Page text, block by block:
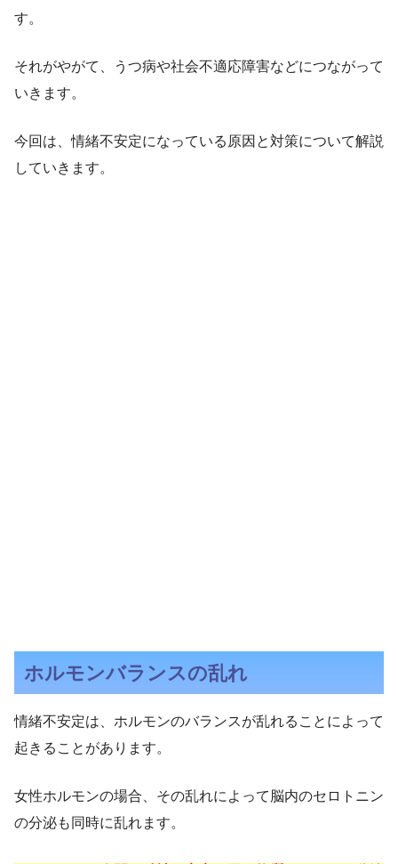
す。
それがやがて、うつ病や社会不適応障害などにつながって
いきます。
今回は、情緒不安定になっている原因と対策について解説
していきます。
ホルモンバランスの乱れ
情緒不安定は、ホルモンのバランスが乱れることによって
起きることがあります。
女性ホルモンの場合、その乱れによって脳内のセロトニン
の分泌も同時に乱れます。